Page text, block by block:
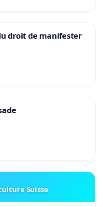
droit de manifester
Suisse